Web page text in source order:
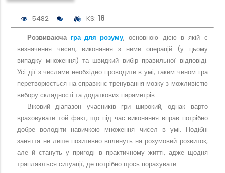
5482 KS:16
Розвиваюча гра для розуму, основною дією в якій є
визначення чисел, виконання з ними операцій (у цьому
випадку множення) та швидкий вибір правильної відповіді.
Усі дії з числами необхідно проводити в умі, таким чином гра
перетворюється на справжнє тренування мозку з можливістю
вибору складності та додаткових параметрів.
Віковий діапазон учасників гри широкий, однак варто
враховувати той факт, що під час виконання вправ потрібно
добре володіти навичкою множення чисел в умі. Подібні
заняття не лише позитивно вплинуть на розумовий розвиток,
але й стануть у пригоді в практичному житті, адже щодня
трапляються ситуації, де потрібно щось порахувати.